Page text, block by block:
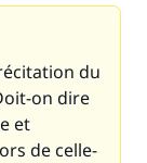
du
on dire
et
de celle-